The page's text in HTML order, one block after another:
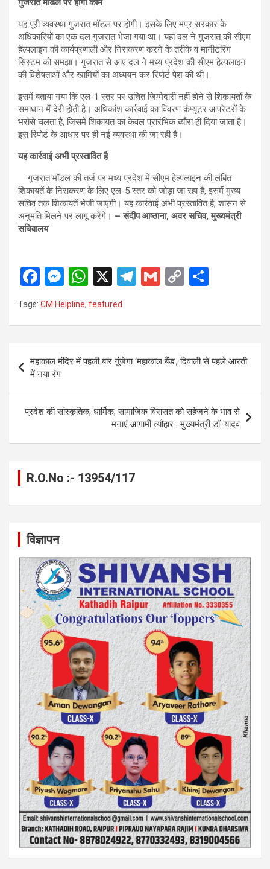
गुजरात मॉडल पर होगा काम
यह पूरी व्यवस्था गुजरात मॉडल पर होगी। इसके लिए मप्र सरकार के
अधिकारियों का एक दल गुजरात भेजा गया था। यहां दल ने गुजरात की सीएम
हेल्पलाइन की कार्यप्रणाली और निराकरण करने के तरीके व मानीटरिंग
सिस्टम को समझा। गुजरात से आए दल ने मध्य प्रदेश की सीएम हेल्पलाइन
की विशेषताओं और खामियों का अध्ययन कर रिपोर्ट पेश की थी।
इसमें बताया गया कि एल-1 स्तर पर उचित जिम्मेदारी नहीं होने से शिकायतों के
समाधान में देरी होती है। अधिकांश कार्रवाई का विवरण कंप्यूटर आपरेटरों के
भरोसे चलता है, जिसमें शिकायत का केवल प्रारंभिक ब्यौरा ही दिया जाता है।
इस रिपोर्ट के आधार पर ही नई व्यवस्था की जा रही है।
यह कार्रवाई अभी प्रस्तावित है
गुजरात मॉडल की तर्ज पर मध्य प्रदेश में सीएम हेल्पलाइन की लंबित
शिकायतें के निराकरण के लिए एल-5 स्तर को जोड़ा जा रहा है, इसमें मुख्य
सचिव तक शिकायतें भेजी जाएगी। यह कार्रवाई अभी प्रस्तावित है, शासन से
अनुमति मिलने पर लागू करेंगे। – संदीप आष्ठाना, अवर सचिव, मुख्यमंत्री
सचिवालय
F
a
o
o
k
M
es
se
g
W
h
A
p
X
T
a
G
C
n
Tags: CM Helpline, featured
navigation
महाकाल मंदिर में पहली बार गूंजेगा ‘महाकाल बैंड’, दिवाली से पहले आरती
में नया रंग
प्रदेश की सांस्कृतिक, धार्मिक, सामाजिक विरासत को सहेजने के भाव से
मनाएं आगामी त्यौहार : मुख्यमंत्री डॉ. यादव
R.O.No :- 13954/117
विज्ञापन